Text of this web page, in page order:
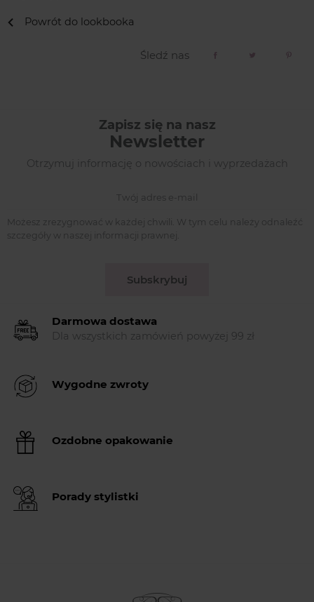
Powrót do lookbooka
Śledź nas
Zapisz się na nasz
Newsletter
Otrzymuj informację o nowościach i wyprzedażach
Możesz zrezygnować w każdej chwili. W tym celu należy odnaleźć
szczegóły w naszej informacji prawnej.
Subskrybuj
Darmowa dostawa
Dla wszystkich zamówień powyżej 99 zł
Wygodne zwroty
Ozdobne opakowanie
Porady stylistki